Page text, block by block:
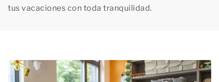
tus vacaciones con toda tranquilidad.